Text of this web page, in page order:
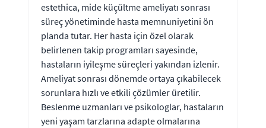
estethica, mide küçültme ameliyatı sonrası
süreç yönetiminde hasta memnuniyetini ön
planda tutar. Her hasta için özel olarak
belirlenen takip programları sayesinde,
hastaların iyileşme süreçleri yakından izlenir.
Ameliyat sonrası dönemde ortaya çıkabilecek
sorunlara hızlı ve etkili çözümler üretilir.
Beslenme uzmanları ve psikologlar, hastaların
yeni yaşam tarzlarına adapte olmalarına